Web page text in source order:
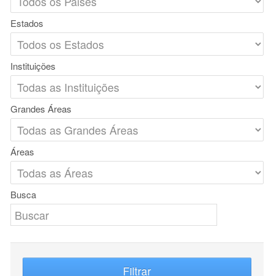
Estados
Instituições
Grandes Áreas
Áreas
Busca
Filtrar